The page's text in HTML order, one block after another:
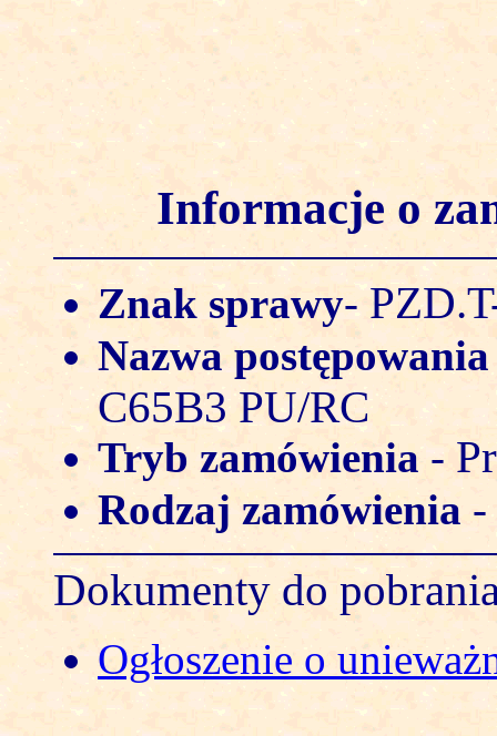
Informacje o
Znak sprawy-
Nazwa
C65B3 PU/RC
Tryb zamówienia-
Rodzaj zamówienia -
Dokumenty do
Ogłoszenie o